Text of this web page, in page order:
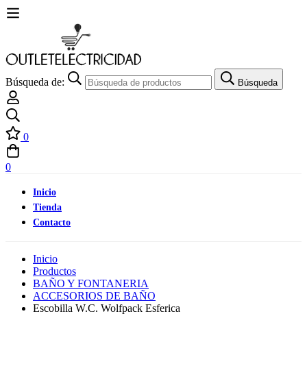
Búsqueda de: Búsqueda
0
0
Inicio
Tienda
Contacto
Inicio
Productos
BAÑO Y FONTANERIA
ACCESORIOS DE BAÑO
Escobilla W.C. Wolfpack Esferica